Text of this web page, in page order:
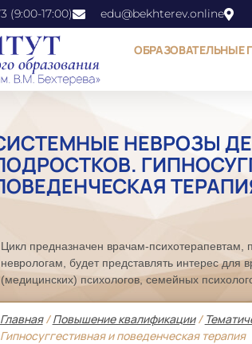
(9:00-17:00) edu@bekhterev.online
ОБРАЗОВАТЕЛЬНЫЕ
НЕВРОЗЫ
Цикл предназначен врачам-психотерапевтам,
неврологам, будет представлять интерес для
(медицинских) психологов, семейных
Главная/Повышение квалификации/
Гипносуггестивная и поведенческая терапия